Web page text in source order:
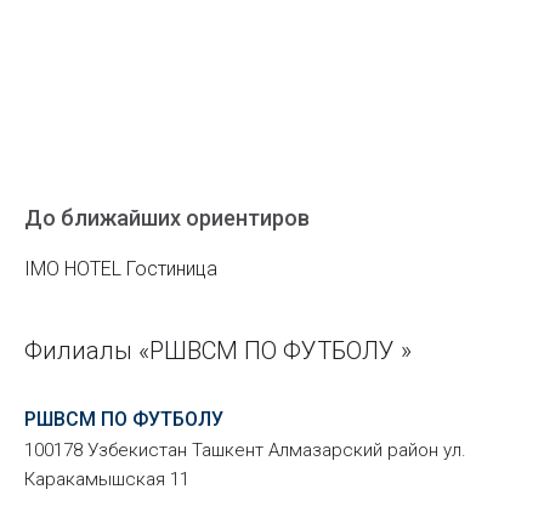
До ближайших ориентиров
IMO HOTEL Гостиница
Филиалы «РШВСМ ПО ФУТБОЛУ »
РШВСМ ПО ФУТБОЛУ
100178 Узбекистан Ташкент Алмазарский район ул.
Каракамышская 11